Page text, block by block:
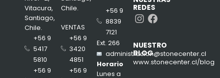
Vitacura,
Santiago,
Chile.
+56 9
5417
5810
+56 9
Chile.
VENTAS
+56 9
3420
4851
+56 9
+56 9
8839
7121
Ext. 266
administracion@stonecenter.cl
Horario
Lunes a
REDES
Instagram
Facebook
NUESTRO
BLOG
www.stonecenter.cl/blog